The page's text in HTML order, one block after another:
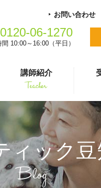
講師紹介
Teacher
お問い合わせ
0120-06-1270
10:00～16:00（平日）
ィック
Blog